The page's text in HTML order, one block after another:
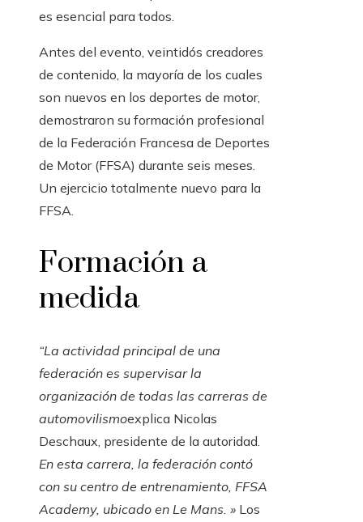
es esencial para todos.
Antes del evento, veintidós creadores
de contenido, la mayoría de los cuales
son nuevos en los deportes de motor,
demostraron su formación profesional
de la Federación Francesa de Deportes
de Motor (FFSA) durante seis meses.
Un ejercicio totalmente nuevo para la
FFSA.
Formación a
medida
“La actividad principal de una
federación es supervisar la
organización de todas las carreras de
automovilismoexplica Nicolas
Deschaux, presidente de la autoridad.
En esta carrera, la federación contó
con su centro de entrenamiento, FFSA
Academy, ubicado en Le Mans. » Los